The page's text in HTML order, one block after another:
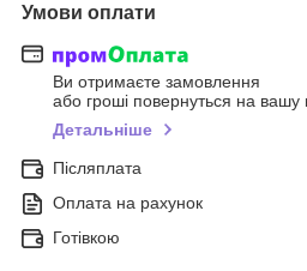
Умови оплати
Ви отримаєте замовлення
або гроші повернуться на вашу
Детальніше
Післяплата
Оплата на рахунок
Готівкою